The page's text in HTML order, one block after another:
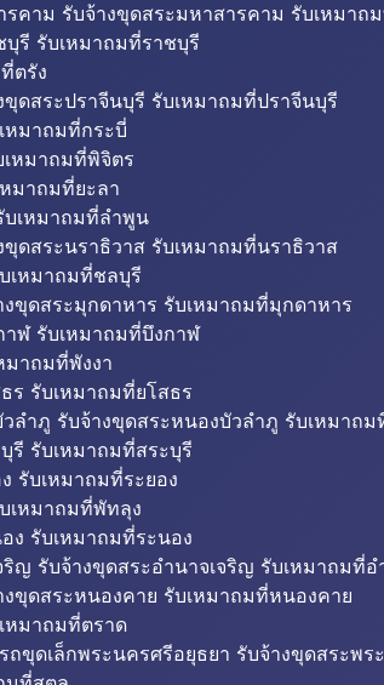
คาม รับจ้างขุดสระมหาสารคาม รับเหมาถ
บุรี รับเหมาถมที่ราชบุรี
ตรัง
ดสระปราจีนบุรี รับเหมาถมที่ปราจีนบุรี
หมาถมที่กระบี่
หมาถมที่พิจิตร
มาถมที่ยะลา
บเหมาถมที่ลำพูน
ดสระนราธิวาส รับเหมาถมที่นราธิวาส
เหมาถมที่ชลบุรี
ขุดสระมุกดาหาร รับเหมาถมที่มุกดาหาร
าฬ รับเหมาถมที่บึงกาฬ
มาถมที่พังงา
ร รับเหมาถมที่ยโสธร
ลำภู รับจ้างขุดสระหนองบัวลำภู รับเหมาถ
รี รับเหมาถมที่สระบุรี
รับเหมาถมที่ระยอง
เหมาถมที่พัทลุง
ง รับเหมาถมที่ระนอง
ญ รับจ้างขุดสระอำนาจเจริญ รับเหมาถมที่อ
ขุดสระหนองคาย รับเหมาถมที่หนองคาย
หมาถมที่ตราด
ขุดเล็กพระนครศรีอยุธยา รับจ้างขุดสระพ